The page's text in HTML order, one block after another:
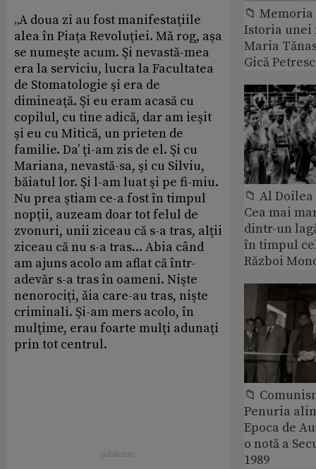
„A doua zi au fost manifestaţiile
alea în Piaţa Revoluţiei. Mă rog, aşa
se numeşte acum. Şi nevastă-mea
era la serviciu, lucra la Facultatea
de Stomatologie şi era de
dimineaţă. Şi eu eram acasă cu
copilul, cu tine adică, dar am ieşit
şi eu cu Mitică, un prieten de
familie. Da’ ţi-am zis de el. Şi cu
Mariana, nevastă-sa, şi cu Silviu,
băiatul lor. Şi l-am luat şi pe fi-miu.
Nu prea ştiam ce-a fost în timpul
nopţii, auzeam doar tot felul de
zvonuri, unii ziceau că s-a tras, alţii
ziceau că nu s-a tras... Abia când
am ajuns acolo am aflat că într-
adevăr s-a tras în oameni. Nişte
nenorociţi, ăia care-au tras, nişte
criminali. Şi-am mers acolo, în
mulţime, erau foarte mulţi adunaţi
prin tot centrul.
📁
Istoria
Maria
Gică
📁 Al
Cea mai
dintr-un
în timpul
Război
📁
Penuria
Epoca de
o notă a
1989